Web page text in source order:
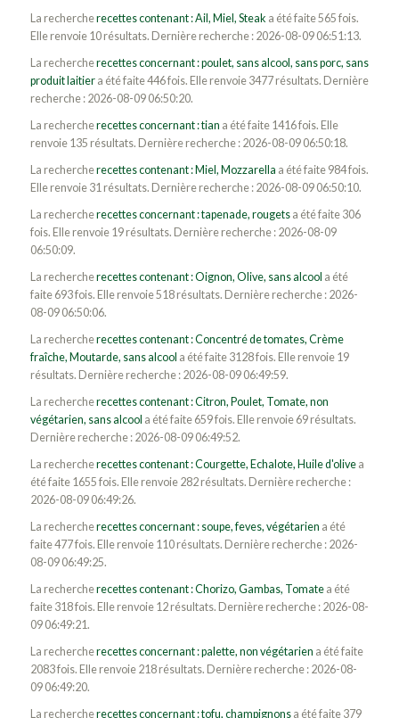
La rechercherecettes contenant : Ail, Miel, Steak a été faite 565 fois.
Elle renvoie 10 résultats. Dernière recherche : 2026-08-09 06:51:13.
La rechercherecettes concernant : poulet, sans alcool, sans porc, sans
produit laitiera été faite 446 fois. Elle renvoie 3477 résultats. Dernière
recherche : 2026-08-09 06:50:20.
La rechercherecettes concernant : tian a été faite 1416 fois. Elle
renvoie 135 résultats. Dernière recherche : 2026-08-09 06:50:18.
La rechercherecettes contenant : Miel, Mozzarella a été faite 984 fois.
Elle renvoie 31 résultats. Dernière recherche : 2026-08-09 06:50:10.
La rechercherecettes concernant : tapenade, rougetsa été faite 306
fois. Elle renvoie 19 résultats. Dernière recherche : 2026-08-09
06:50:09.
La rechercherecettes contenant : Oignon, Olive, sans alcool a été
faite 693 fois. Elle renvoie 518 résultats. Dernière recherche : 2026-
08-09 06:50:06.
La rechercherecettes contenant : Concentré de tomates, Crème
fraîche, Moutarde, sans alcool a été faite 3128 fois. Elle renvoie 19
résultats. Dernière recherche : 2026-08-09 06:49:59.
La rechercherecettes contenant : Citron, Poulet, Tomate, non
végétarien, sans alcool a été faite 659 fois. Elle renvoie 69 résultats.
Dernière recherche : 2026-08-09 06:49:52.
La rechercherecettes contenant : Courgette, Echalote, Huile d'olivea
été faite 1655 fois. Elle renvoie 282 résultats. Dernière recherche :
2026-08-09 06:49:26.
La rechercherecettes concernant : soupe, feves, végétarien a été
faite 477 fois. Elle renvoie 110 résultats. Dernière recherche : 2026-
08-09 06:49:25.
La rechercherecettes contenant : Chorizo, Gambas, Tomatea été
faite 318 fois. Elle renvoie 12 résultats. Dernière recherche : 2026-08-
09 06:49:21.
La rechercherecettes concernant : palette, non végétarien a été faite
2083 fois. Elle renvoie 218 résultats. Dernière recherche : 2026-08-
09 06:49:20.
La rechercherecettes concernant : tofu, champignonsa été faite 379